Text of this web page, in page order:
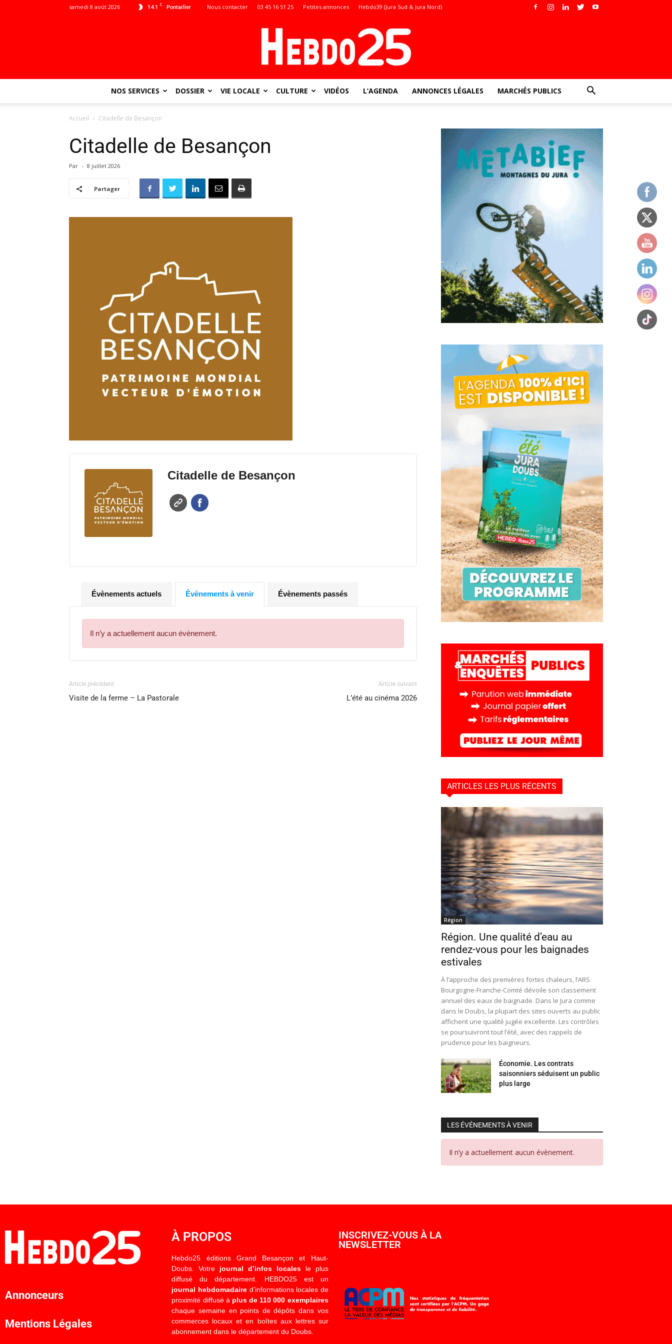
14.1 C Pontarlier
samedi 8 août 2026 Nous contacter 03 45 16 51 25 Petites annonces Hebdo39 (Jura Sud & Jura Nord)
NOS SERVICES DOSSIER VIE LOCALE CULTURE VIDÉOS L’AGENDA ANNONCES LÉGALES MARCHÉS PUBLICS
Accueil Citadelle de Besançon
Citadelle de Besançon
Par - 8 juillet 2026
Partager
Citadelle de Besançon
Évènements actuels Évènements à venir Évènements passés
Il n’y a actuellement aucun évènement.
Article précédent
Visite de la ferme – La Pastorale
Article suivant
L’été au cinéma 2026
ARTICLES LES PLUS RÉCENTS
Région
Région. Une qualité d’eau au
rendez-vous pour les baignades
estivales
À l’approche des premières fortes chaleurs, l’ARS
Bourgogne-Franche-Comté dévoile son classement
annuel des eaux de baignade. Dans le Jura comme
dans le Doubs, la plupart des sites ouverts au public
affichent une qualité jugée excellente. Les contrôles
se poursuivront tout l’été, avec des rappels de
prudence pour les baigneurs.
Économie. Les contrats
saisonniers séduisent un public
plus large
LES ÉVÉNEMENTS À VENIR
Il n’y a actuellement aucun évènement.
Annonceurs
Mentions Légales
À PROPOS
Hebdo25 éditions Grand Besançon et Haut-
Doubs. Votre journal d’infos localesle plus
diffusé du département. HEBDO25 est un
journal hebdomadaired’informations locales de
proximité diffusé à plus de 110 000 exemplaires
chaque semaine en points de dépôts dans vos
commerces locaux et en boîtes aux lettres sur
abonnement dans le département du Doubs.
INSCRIVEZ-VOUS À LA
NEWSLETTER